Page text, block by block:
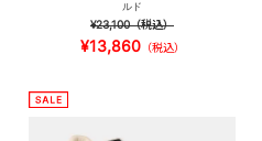
ルド
¥23,100（税込）
¥13,860（税込）